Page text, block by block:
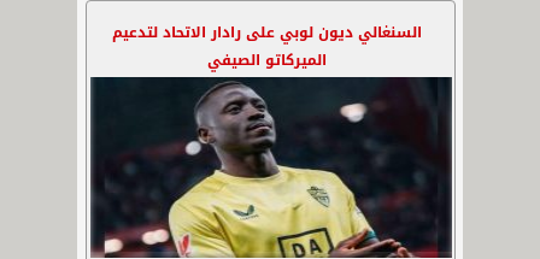
السنغالي ديون لوبي على رادار الاتحاد لتدعيم
الميركاتو الصيفي